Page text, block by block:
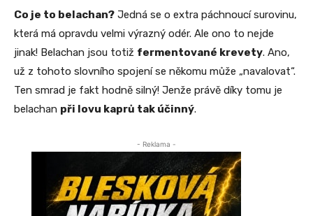
Co je to belachan? Jedná se o extra páchnoucí surovinu,
která má opravdu velmi výrazný odér. Ale ono to nejde
jinak! Belachan jsou totiž fermentované krevety. Ano,
už z tohoto slovního spojení se někomu může „navalovat“.
Ten smrad je fakt hodně silný! Jenže právě díky tomu je
belachan při lovu kaprů tak účinný.
- Reklama -